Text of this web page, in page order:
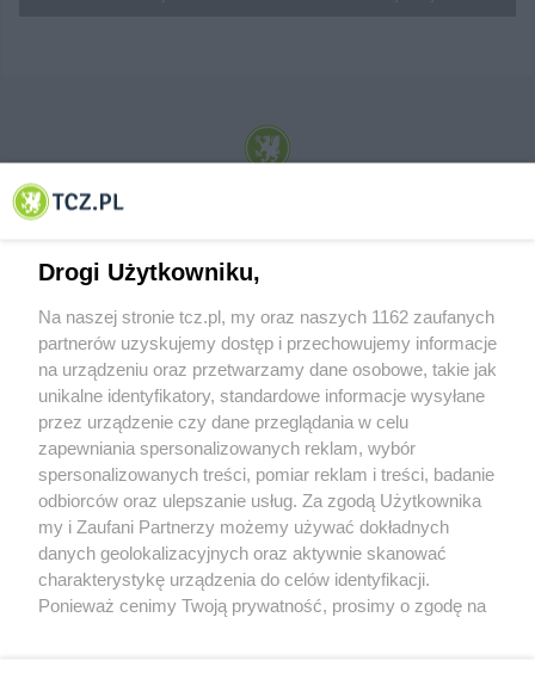
© 2001-2026 Tczew - TCZ.PL Sp. z o.o. Internetowy Serwis Informacyjny Miasta
O FIRMIE POLITYKA PRYWATNOŚCI HOSTING
REKLAMA WSPÓŁPRACA RSS FACEBOOK KONTAKT
Nasze serwisy
Aktualności
Tcz24
Muzyka i kultura
Archiwum wydarzeń
Drogi Użytkowniku,
Na naszej stronie tcz.pl, my oraz naszych 1162 zaufanych
partnerów uzyskujemy dostęp i przechowujemy informacje
na urządzeniu oraz przetwarzamy dane osobowe, takie jak
unikalne identyfikatory, standardowe informacje wysyłane
przez urządzenie czy dane przeglądania w celu
zapewniania spersonalizowanych reklam, wybór
spersonalizowanych treści, pomiar reklam i treści, badanie
odbiorców oraz ulepszanie usług. Za zgodą Użytkownika
my i Zaufani Partnerzy możemy używać dokładnych
danych geolokalizacyjnych oraz aktywnie skanować
charakterystykę urządzenia do celów identyfikacji.
Ponieważ cenimy Twoją prywatność, prosimy o zgodę na